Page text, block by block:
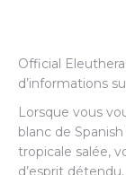
Official
d’informations
Lorsque vous
blanc de
tropicale salée,
d’esprit